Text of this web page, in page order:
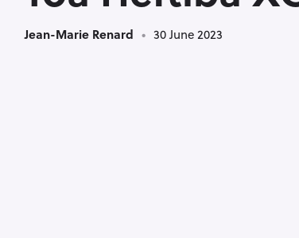
Jean-Marie Renard 30 June 2023